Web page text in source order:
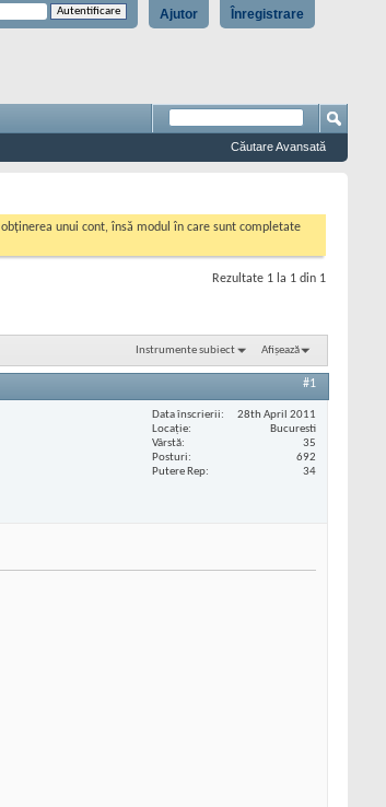
Înregistrare
Ajutor
Căutare Avansată
unui cont, însă modul în care sunt completate
Rezultate 1 la 1 din 1
Instrumente subiect Afișează
#1
Data înscrierii
28th April 2011
Locaţie
Bucuresti
Vârstă
35
Posturi
692
Putere Rep
34